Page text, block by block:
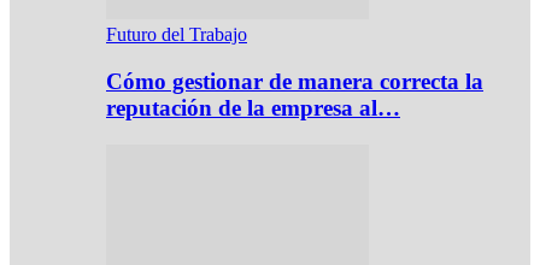
Futuro del Trabajo
Cómo gestionar de manera correcta la
reputación de la empresa al…